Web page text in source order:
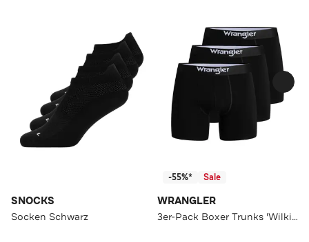
SNOCKS
Socken Schwarz
-55%* Sale
WRANGLER
3er-Pack Boxer Trunks 'Wilkins' schwarz